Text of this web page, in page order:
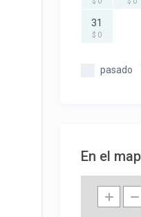
31
$ 0
pasado
En el